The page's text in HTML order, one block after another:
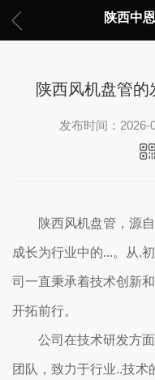
陕西中
陕西风机盘管
发布时间：2026-
陕西风机盘管，源
成长为行业中的...。从.
司一直秉承着技术创新
开拓前行。
公司在技术研发方
团队，致力于行业..技